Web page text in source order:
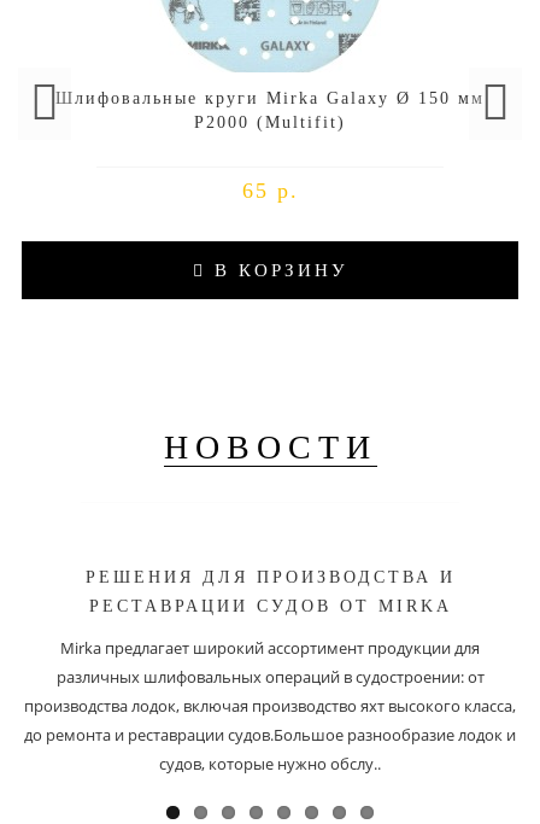
Шлифовальные круги Mirka Galaxy Ø 150 мм
P2000 (Multifit)
65 р.
В КОРЗИНУ
НОВОСТИ
РЕШЕНИЯ ДЛЯ ПРОИЗВОДСТВА И
РЕСТАВРАЦИИ СУДОВ ОТ MIRKA
Mirka предлагает широкий ассортимент продукции для
различных шлифовальных операций в судостроении: от
производства лодок, включая производство яхт высокого класса,
до ремонта и реставрации судов.Большое разнообразие лодок и
судов, которые нужно обслу..